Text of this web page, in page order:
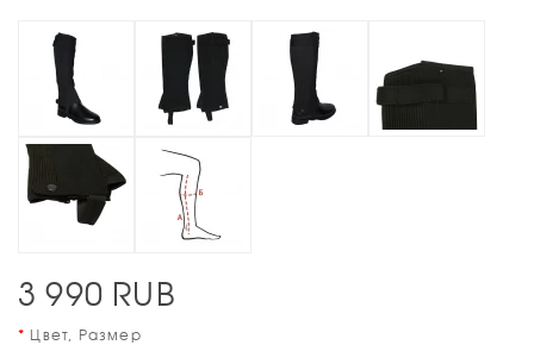
3 990 RUB
Цвет, Размер